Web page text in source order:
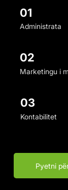
01
Administrata
02
Marketingu i
03
Kontabilitet
Pyetni